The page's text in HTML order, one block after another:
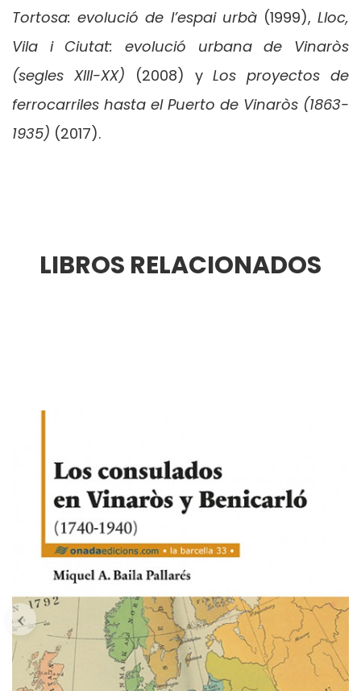
Tortosa: evolució de l’espai urbà(1999),Lloc,
Vila i Ciutat: evolució urbana de Vinaròs
(segles XIII-XX) (2008) yLos proyectos de
ferrocarriles hasta el Puerto de Vinaròs (1863-
1935) (2017).
LIBROS RELACIONADOS